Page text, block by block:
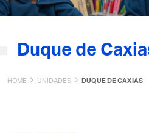
Duque de
HOME UNIDADES DUQUE DE CAXIAS